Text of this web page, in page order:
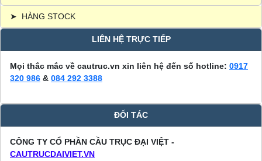
➤ HÀNG STOCK
LIÊN HỆ TRỰC TIẾP
Mọi thắc mắc về cautruc.vn xin liên hệ đến số hotline: 0917
320 986 & 084 292 3388
ĐỐI TÁC
CÔNG TY CỔ PHẦN CẦU TRỤC ĐẠI VIỆT -
CAUTRUCDAIVIET.VN